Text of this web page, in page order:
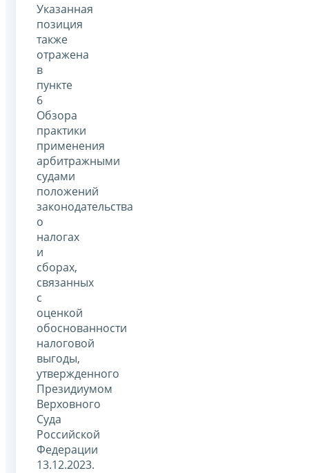
Указанная
позиция
также
отражена
в
пункте
6
Обзора
практики
применения
арбитражными
судами
положений
законодательства
о
налогах
и
сборах,
связанных
с
оценкой
обоснованности
налоговой
выгоды,
утвержденного
Президиумом
Верховного
Суда
Российской
Федерации
13.12.2023.